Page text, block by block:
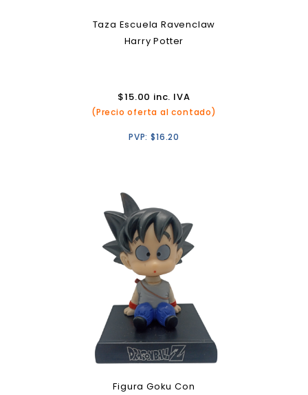
Taza Escuela Ravenclaw
Harry Potter
$15.00 inc. IVA
(Precio oferta al contado)
PVP:$16.20
Figura Goku Con